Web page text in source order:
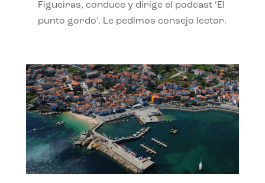
Figueiras, conduce y dirige el podcast ‘El
punto gordo’. Le pedimos consejo lector.